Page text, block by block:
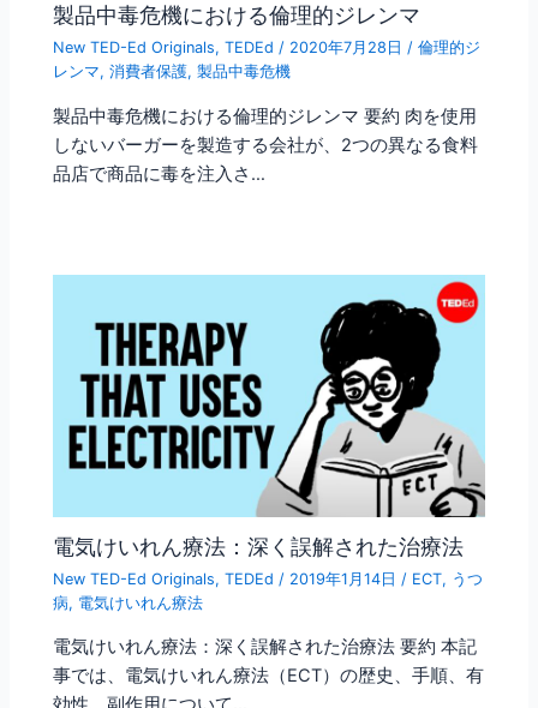
製品中毒危機における倫理的ジレンマ
New TED-Ed Originals,TEDEd / 2020年7月28日/倫理的ジ
レンマ,消費者保護,製品中毒危機
製品中毒危機における倫理的ジレンマ 要約 肉を使用
しないバーガーを製造する会社が、2つの異なる食料
品店で商品に毒を注入さ…
電気けいれん療法：深く誤解された治療法
New TED-Ed Originals,TEDEd / 2019年1月14日 / ECT, うつ
病, 電気けいれん療法
電気けいれん療法：深く誤解された治療法 要約 本記
事では、電気けいれん療法（ECT）の歴史、手順、有